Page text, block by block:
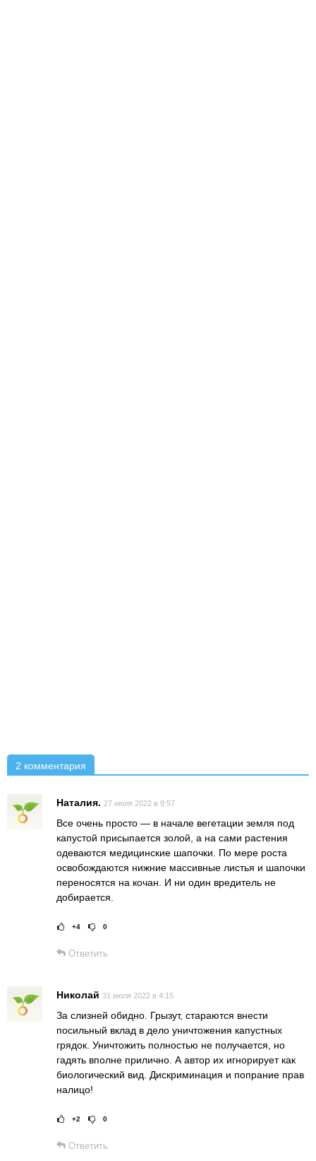
2 комментария
Наталия. 27 июля 2022 в 9:57
Все очень просто — в начале вегетации земля под
капустой присыпается золой, а на сами растения
одеваются медицинские шапочки. По мере роста
освобождаются нижние массивные листья и шапочки
переносятся на кочан. И ни один вредитель не
добирается.
Рейтинг статьи:
+4 0
Ответить
Николай 31 июля 2022 в 4:15
За слизней обидно. Грызут, стараются внести
посильный вклад в дело уничтожения капустных
грядок. Уничтожить полностью не получается, но
гадять вполне прилично. А автор их игнорирует как
биологический вид. Дискриминация и попрание прав
налицо!
Рейтинг статьи:
+2 0
Ответить